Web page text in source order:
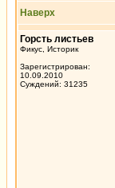
Наверх
Горсть листьев
Фикус, Историк
Зарегистрирован:
10.09.2010
Суждений: 31235